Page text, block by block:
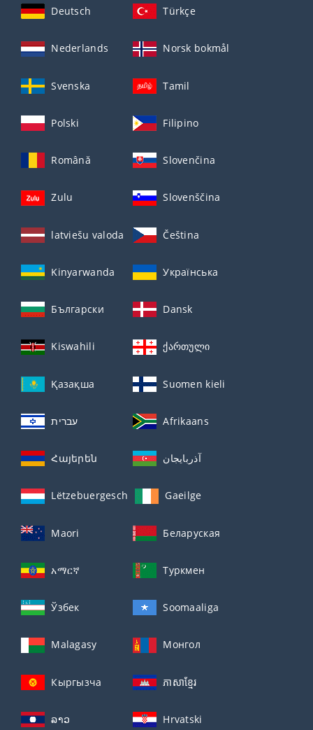
Deutsch Türkçe
Nederlands Norsk bokmål
Svenska Tamil
Polski Filipino
Română Slovenčina
Zulu Slovenščina
latviešu valoda Čeština
Kinyarwanda Українська
Български Dansk
Kiswahili ქართული
Қазақша Suomen kieli
עברית Afrikaans
Հայերեն آذربايجان
Lëtzebuergesch Gaeilge
Maori Беларуская
አማርኛ Туркмен
Ўзбек Soomaaliga
Malagasy Монгол
Кыргызча ភាសាខ្មែរ
ລາວ Hrvatski